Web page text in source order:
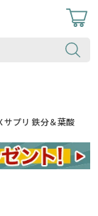
サプリ 鉄分＆葉酸